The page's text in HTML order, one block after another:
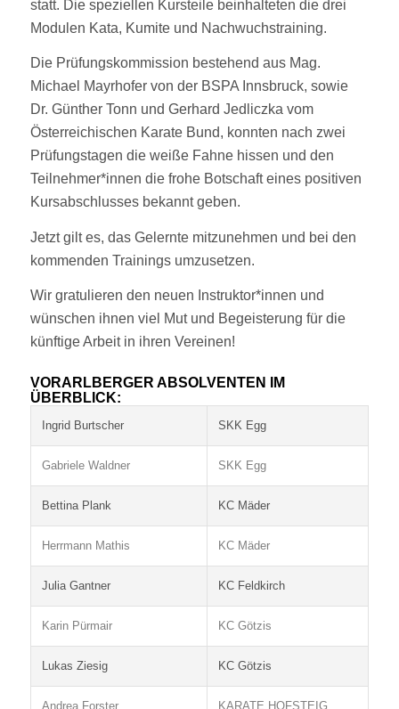
statt. Die speziellen Kursteile beinhalteten die drei
Modulen Kata, Kumite und Nachwuchstraining.
Die Prüfungskommission bestehend aus Mag.
Michael Mayrhofer von der BSPA Innsbruck, sowie
Dr. Günther Tonn und Gerhard Jedliczka vom
Österreichischen Karate Bund, konnten nach zwei
Prüfungstagen die weiße Fahne hissen und den
Teilnehmer*innen die frohe Botschaft eines positiven
Kursabschlusses bekannt geben.
Jetzt gilt es, das Gelernte mitzunehmen und bei den
kommenden Trainings umzusetzen.
Wir gratulieren den neuen Instruktor*innen und
wünschen ihnen viel Mut und Begeisterung für die
künftige Arbeit in ihren Vereinen!
VORARLBERGER ABSOLVENTEN IM
ÜBERBLICK:
Ingrid Burtscher SKK Egg
Gabriele Waldner SKK Egg
Bettina Plank KC Mäder
Herrmann Mathis KC Mäder
Julia Gantner KC Feldkirch
Karin Pürmair KC Götzis
Lukas Ziesig KC Götzis
Andrea Forster KARATE HOFSTEIG